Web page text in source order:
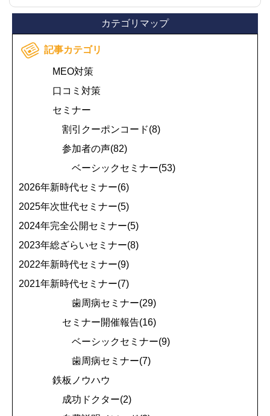
カテゴリマップ
記事カテゴリ
MEO対策
口コミ対策
セミナー
割引クーポンコード(8)
参加者の声(82)
ベーシックセミナー(53)
2026年新時代セミナー(6)
2025年次世代セミナー(5)
2024年完全公開セミナー(5)
2023年総ざらいセミナー(8)
2022年新時代セミナー(9)
2021年新時代セミナー(7)
歯周病セミナー(29)
セミナー開催報告(16)
ベーシックセミナー(9)
歯周病セミナー(7)
鉄板ノウハウ
成功ドクター(2)